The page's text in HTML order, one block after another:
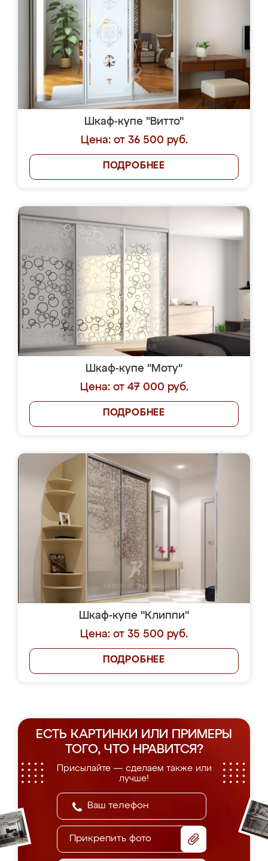
Шкаф-купе "Витто"
Цена: от 36 500 руб.
ПОДРОБНЕЕ
Шкаф-купе "Моту"
Цена: от 47 000 руб.
ПОДРОБНЕЕ
Шкаф-купе "Клиппи"
Цена: от 35 500 руб.
ПОДРОБНЕЕ
ЕСТЬ КАРТИНКИ ИЛИ ПРИМЕРЫ
ТОГО, ЧТО НРАВИТСЯ?
Присылайте — сделаем также или
лучше!
Прикрепить фото